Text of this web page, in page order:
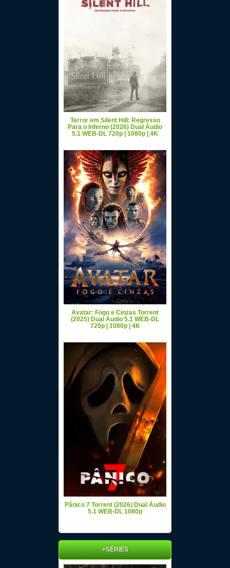
Terror em Silent Hill: Regresso
Para o Inferno (2026) Dual Áudio
5.1 WEB-DL 720p | 1080p | 4K
Avatar: Fogo e Cinzas Torrent
(2025) Dual Áudio 5.1 WEB-DL
720p | 1080p | 4K
Pânico 7 Torrent (2026) Dual Áudio
5.1 WEB-DL 1080p
+SÉRIES